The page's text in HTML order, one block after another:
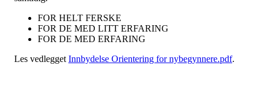
FOR HELT FERSKE
FOR DE MED LITT ERFARING
FOR DE MED ERFARING
Les vedlegget Innbydelse Orientering for nybegynnere.pdf.